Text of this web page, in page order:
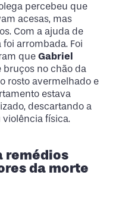
percebeu que
acesas, mas
Com a ajuda de
arrombada. Foi
que Gabriel
bruços no chão da
rosto avermelhado e
estava
descartando a
física.
remédios
da morte